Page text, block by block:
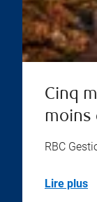
Cinq
moins
RBC
Lire plus